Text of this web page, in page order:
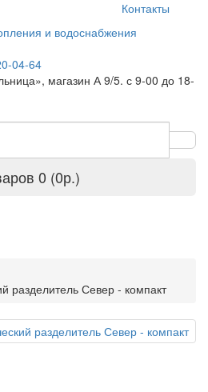
Контакты
04-64
магазин А 9/5. с 9-00 до 18-
0 (0р.)
разделитель Север - компакт